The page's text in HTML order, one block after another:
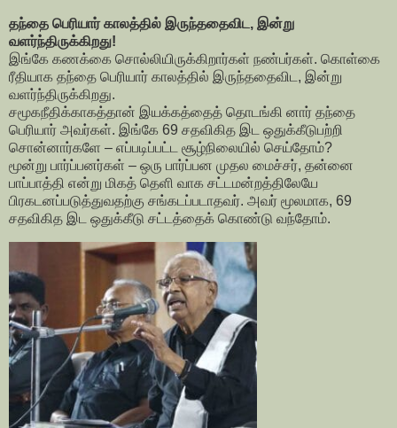
தந்தை பெரியார் காலத்தில் இருந்ததைவிட, இன்று
வளர்ந்திருக்கிறது!
இங்கே கணக்கை சொல்லியிருக்கிறார்கள் நண்பர்கள். கொள்கை
ரீதியாக தந்தை பெரியார் காலத்தில் இருந்ததைவிட, இன்று
வளர்ந்திருக்கிறது.
சமூகநீதிக்காகத்தான் இயக்கத்தைத் தொடங்கி னார் தந்தை
பெரியார் அவர்கள். இங்கே 69 சதவிகித இட ஒதுக்கீடுபற்றி
சொன்னார்களே – எப்படிப்பட்ட சூழ்நிலையில் செய்தோம்?
மூன்று பார்ப்பனர்கள் – ஒரு பார்ப்பன முதல மைச்சர், தன்னை
பாப்பாத்தி என்று மிகத் தெளி வாக சட்டமன்றத்திலேயே
பிரகடனப்படுத்துவதற்கு சங்கடப்படாதவர். அவர் மூலமாக, 69
சதவிகித இட ஒதுக்கீடு சட்டத்தைக் கொண்டு வந்தோம்.